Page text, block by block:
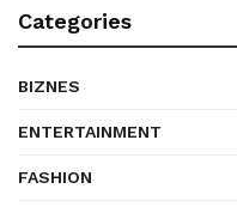
Categories
BIZNES
ENTERTAINMENT
FASHION